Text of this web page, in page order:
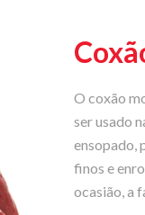
O coxão
ser usado
ensopado,
finos e
ocasião, a